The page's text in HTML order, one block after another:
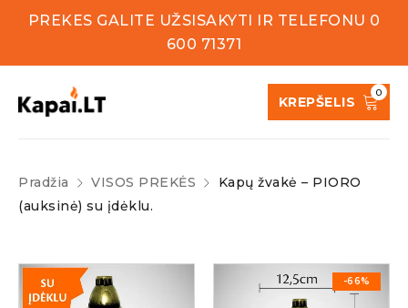
PREKES GALITE UŽSISAKYTI IR TELEFONU 0
600 71371
KREPŠELIS
0
Pradžia VISOS PREKĖS
Kapų žvakė – PIORO
(auksinė) su įdėklu.
-66%